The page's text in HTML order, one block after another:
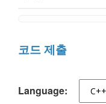
코드 제출
Language: